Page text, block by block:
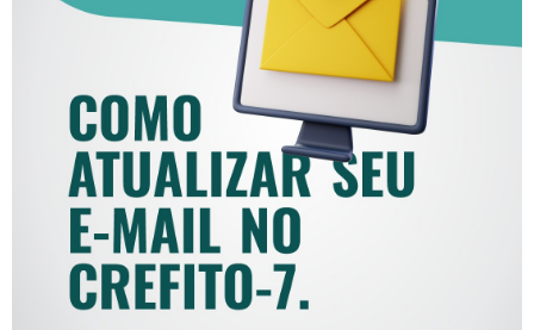
COMO ATUALIZAR SEU E-
MAIL NO CREFITO-7